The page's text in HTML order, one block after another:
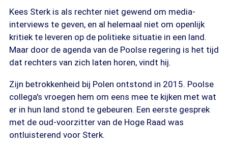
Kees Sterk is als rechter niet gewend om media-
interviews te geven, en al helemaal niet om openlijk
kritiek te leveren op de politieke situatie in een land.
Maar door de agenda van de Poolse regering is het tijd
dat rechters van zich laten horen, vindt hij.
Zijn betrokkenheid bij Polen ontstond in 2015. Poolse
collega's vroegen hem om eens mee te kijken met wat
er in hun land stond te gebeuren. Een eerste gesprek
met de oud-voorzitter van de Hoge Raad was
ontluisterend voor Sterk.